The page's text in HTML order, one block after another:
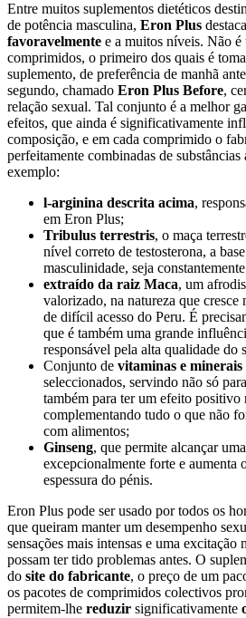
Entre muitos suplementos dietéticos
de potência masculina, Eron Plus
favoravelmente e a muitos níveis. Não é
comprimidos, o primeiro dos quais é
suplemento, de preferência de manhã
segundo, chamado Eron Plus Before,
relação sexual. Tal conjunto é a melhor
efeitos, que ainda é significativamente
composição, e em cada comprimido o
perfeitamente combinadas de
exemplo:
l-arginina descrita acima,
em Eron Plus;
Tribulus terrestris, o maça
nível correto de testosterona, a
masculinidade, seja
extraído da raiz Maca, um
valorizado, na natureza que cresce
de difícil acesso do Peru. É
que é também uma grande
responsável pela alta qualidade do
Conjunto de vitaminas e minerais
seleccionados, servindo não só
também para ter um efeito positivo
complementando tudo o que não
com alimentos;
Ginseng, que permite alcançar
excepcionalmente forte e aumenta
espessura do pénis.
Eron Plus pode ser usado por todos os
que queiram manter um desempenho
sensações mais intensas e uma excitação
possam ter tido problemas antes. O
do site do fabricante, o preço de um
os pacotes de comprimidos colectivos
permitem-lhe reduzir significativamente